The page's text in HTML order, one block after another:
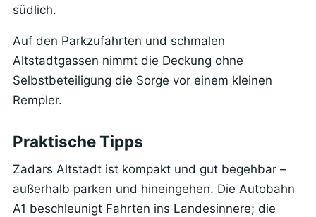
südlich.
Auf den Parkzufahrten und schmalen
Altstadtgassen nimmt die Deckung ohne
Selbstbeteiligung die Sorge vor einem kleinen
Rempler.
Praktische Tipps
Zadars Altstadt ist kompakt und gut begehbar –
außerhalb parken und hineingehen. Die Autobahn
A1 beschleunigt Fahrten ins Landesinnere; die